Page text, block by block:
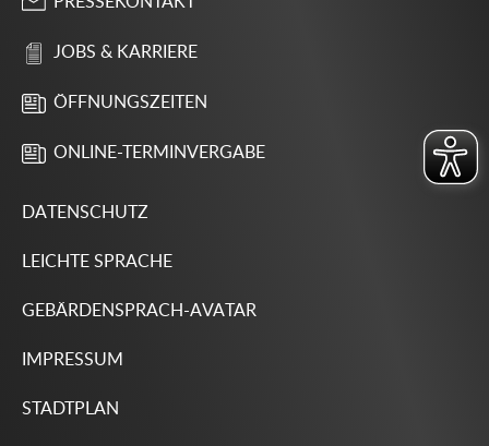
JOBS & KARRIERE
ÖFFNUNGSZEITEN
ONLINE-TERMINVERGABE
DATENSCHUTZ
LEICHTE SPRACHE
GEBÄRDENSPRACH-AVATAR
IMPRESSUM
STADTPLAN